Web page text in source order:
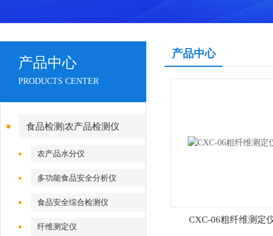
产品中心
PRODUCTS CENTER
食品检测|农产品检测仪
农产品水分仪
多功能食品安全分析仪
食品安全综合检测仪
纤维测定仪
产品中心
CXC-06粗纤维测定